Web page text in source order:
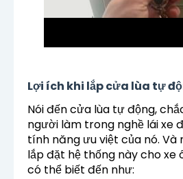
Lợi ích khi lắpcửa lùa tự
Nói đến cửa lùa tự động,
người làm trong nghề lái xe
tính năng ưu việt của nó. Và
lắp đặt hệ thống này cho xe
có thể biết đến như: